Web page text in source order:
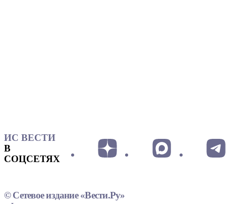
ИС ВЕСТИ
В
СОЦСЕТЯХ
© Сетевое издание «Вести.Ру»